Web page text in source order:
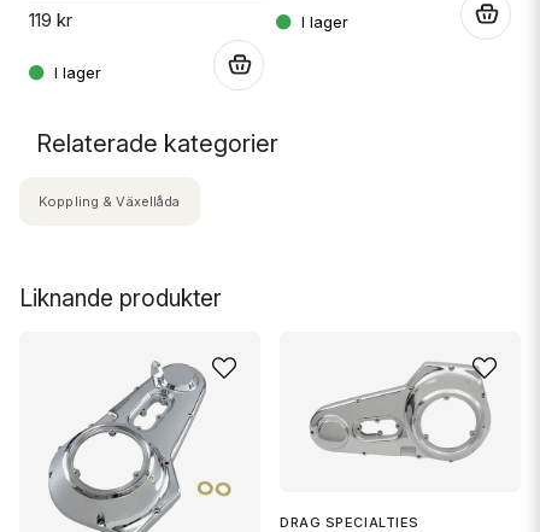
119 kr
Liknande produkter
DRAG SPECIALTIES
Relaterade kategorier
Koppling & Växellåda